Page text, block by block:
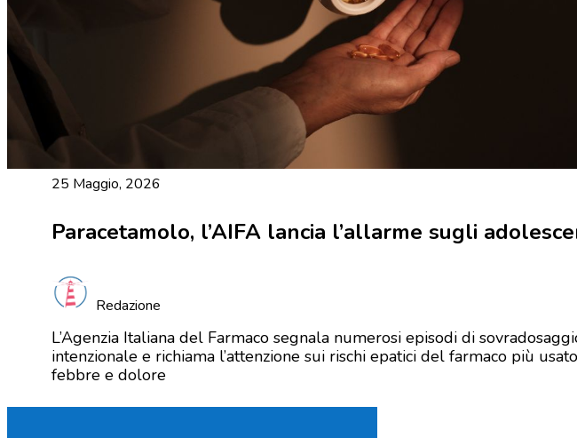
25 Maggio, 2026
Paracetamolo, l’AIFA lancia l’allarme sugli
Redazione
L’Agenzia Italiana del Farmaco segnala numerosi episodi di
intenzionale e richiama l’attenzione sui rischi epatici del farmaco più
febbre e dolore